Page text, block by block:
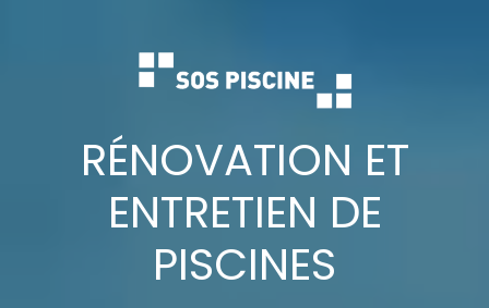
RÉNOVATION ET
ENTRETIEN DE
PISCINES